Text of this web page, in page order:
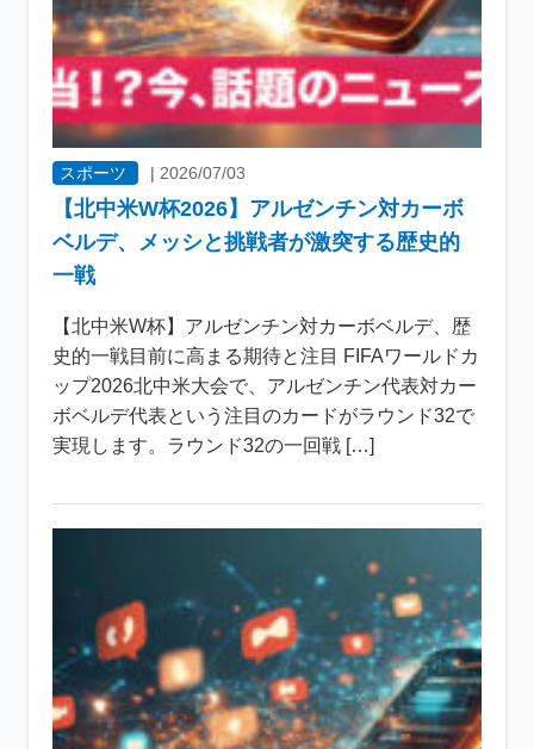
スポーツ | 2026/07/03
【北中米W杯2026】アルゼンチン対カーボ
ベルデ、メッシと挑戦者が激突する歴史的
一戦
【北中米W杯】アルゼンチン対カーボベルデ、歴
史的一戦目前に高まる期待と注目 FIFAワールドカ
ップ2026北中米大会で、アルゼンチン代表対カー
ボベルデ代表という注目のカードがラウンド32で
実現します。ラウンド32の一回戦 […]